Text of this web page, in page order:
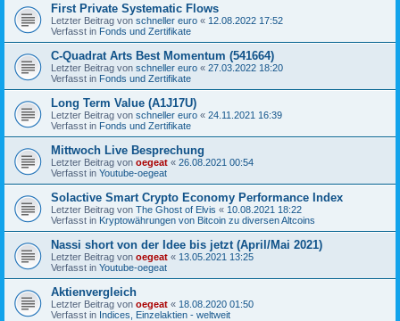
First Private Systematic Flows
Letzter Beitrag von schneller euro « 12.08.2022 17:52
Verfasst in Fonds und Zertifikate
C-Quadrat Arts Best Momentum (541664)
Letzter Beitrag von schneller euro « 27.03.2022 18:20
Verfasst in Fonds und Zertifikate
Long Term Value (A1J17U)
Letzter Beitrag von schneller euro « 24.11.2021 16:39
Verfasst in Fonds und Zertifikate
Mittwoch Live Besprechung
Letzter Beitrag von oegeat « 26.08.2021 00:54
Verfasst in Youtube-oegeat
Solactive Smart Crypto Economy Performance Index
Letzter Beitrag von The Ghost of Elvis « 10.08.2021 18:22
Verfasst in Kryptowährungen von Bitcoin zu diversen Altcoins
Nassi short von der Idee bis jetzt (April/Mai 2021)
Letzter Beitrag von oegeat « 13.05.2021 13:25
Verfasst in Youtube-oegeat
Aktienvergleich
Letzter Beitrag von oegeat « 18.08.2020 01:50
Verfasst in Indices, Einzelaktien - weltweit